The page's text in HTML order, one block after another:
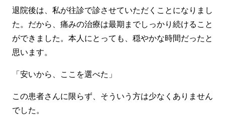
退院後は、私が往診で診させていただくことになりまし
た。だから、痛みの治療は最期までしっかり続けること
ができました。本人にとっても、穏やかな時間だったと
思います。
「安いから、ここを選べた」
この患者さんに限らず、そういう方は少なくありません
でした。